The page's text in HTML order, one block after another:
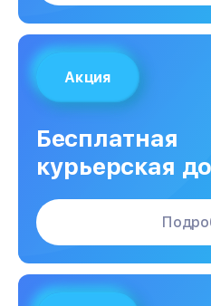
Акция
Бесплатная
курьерская